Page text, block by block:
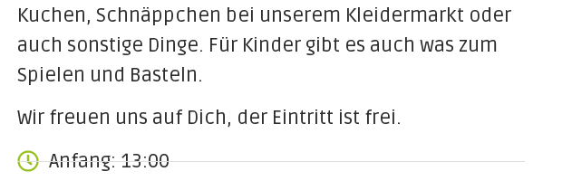
Kuchen, Schnäppchen bei unserem Kleidermarkt oder
auch sonstige Dinge. Für Kinder gibt es auch was zum
Spielen und Basteln.
Wir freuen uns auf Dich, der Eintritt ist frei.
Anfang: 13:00